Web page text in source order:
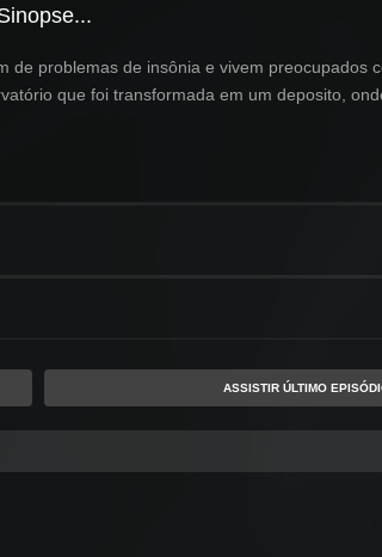
problemas de insônia e vivem preocupados
que foi transformada em um deposito,
ASSISTIR ÚLTIMO